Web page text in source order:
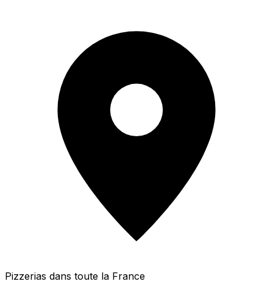
Pizzerias dans toute la France